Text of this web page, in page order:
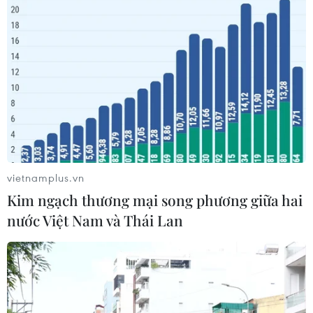
#công an
#chính trị
#Vietnam
Triều Tiên
Theo dõi VietnamPlus
TIN LIÊN QUAN
vietnamplus.vn
Kim ngạch thương mại song phương giữa hai
nước Việt Nam và Thái Lan